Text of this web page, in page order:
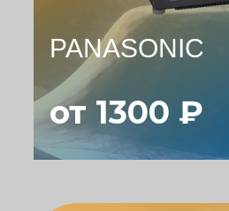
PANASONIC
от 1300 ₽